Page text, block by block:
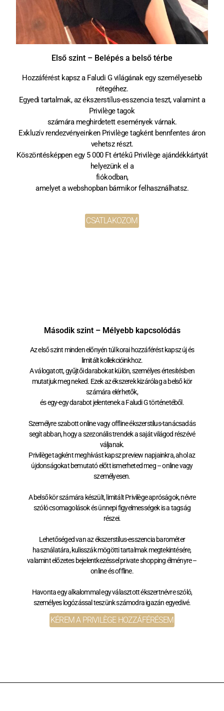
Első szint – Belépés a belső térbe
Hozzáférést kapsz a Faludi G világának egy személyesebb
rétegéhez.
Egyedi tartalmak, az ékszerstílus-esszencia teszt, valamint a
Privilège tagok
számára meghirdetett események várnak.
Exkluzív rendezvényeinken Privilège tagként bennfentes áron
vehetsz részt.
Köszöntésképpen egy 5 000 Ft értékű Privilège ajándékkártyát
helyezünk el a
fiókodban,
amelyet a webshopban bármikor felhasználhatsz.
CSATLAKOZOM
Második szint – Mélyebb kapcsolódás
Az első szint minden előnyén túl korai hozzáférést kapsz új és
limitált kollekcióinkhoz.
A válogatott, gyűjtői darabokat külön, személyes értesítésben
mutatjuk meg neked. Ezek az ékszerek kizárólag a belső kör
számára elérhetők,
és egy-egy darabot jelentenek a Faludi G történetéből.
Személyre szabott online vagy offline ékszerstílus-tanácsadás
segít abban, hogy a szezonális trendek a saját világod részévé
váljanak.
Privilège tagként meghívást kapsz preview napjainkra, ahol az
újdonságokat bemutató előtt ismerheted meg – online vagy
személyesen.
A belső kör számára készült, limitált Privilège apróságok, névre
szóló csomagolások és ünnepi figyelmességek is a tagság
részei.
Lehetőséged van az ékszerstílus-esszencia barométer
használatára, kulisszák mögötti tartalmak megtekintésére,
valamint előzetes bejelentkezéssel private shopping élményre –
online és offline.
Havonta egy alkalommal egy választott ékszertnévre szóló,
személyes logózással teszünk számodra igazán egyedivé.
KÉREM A PRIVILÈGE HOZZÁFÉRÉSEM